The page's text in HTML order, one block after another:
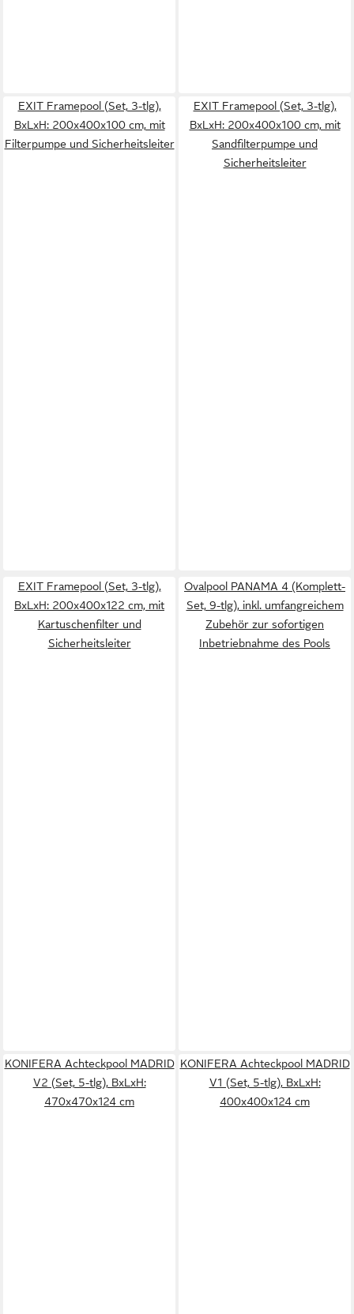
EXIT Framepool (Set, 3-tlg),
BxLxH: 200x400x100 cm, mit
Filterpumpe und Sicherheitsleiter
EXIT Framepool (Set, 3-tlg),
BxLxH: 200x400x100 cm, mit
Sandfilterpumpe und
Sicherheitsleiter
EXIT Framepool (Set, 3-tlg),
BxLxH: 200x400x122 cm, mit
Kartuschenfilter und
Sicherheitsleiter
Ovalpool PANAMA 4 (Komplett-
Set, 9-tlg), inkl. umfangreichem
Zubehör zur sofortigen
Inbetriebnahme des Pools
KONIFERA Achteckpool MADRID
V2 (Set, 5-tlg), BxLxH:
470x470x124 cm
KONIFERA Achteckpool MADRID
V1 (Set, 5-tlg), BxLxH:
400x400x124 cm